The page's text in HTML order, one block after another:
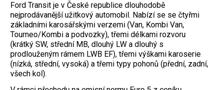
Ford Transit je v České republice dlouhodobě
nejprodávanější užitkový automobil. Nabízí se se čtyřmi
základními karosářskými verzemi (Van, Kombi Van,
Tourneo/Kombi a podvozky), třemi délkami rozvoru
(krátký SW, střední MB, dlouhý LW a dlouhý s
prodlouženým rámem LWB EF), třemi výškami karoserie
(nízká, střední, vysoká) a třemi typy pohonů (přední, zadní,
všech kol).